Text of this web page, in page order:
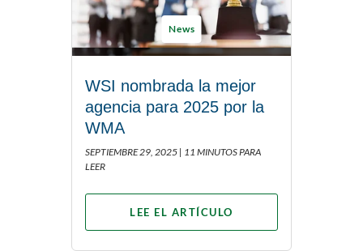
News
WSI nombrada la mejor
agencia para 2025 por la
WMA
SEPTIEMBRE 29, 2025 | 11 MINUTOS PARA
LEER
LEE EL ARTÍCULO